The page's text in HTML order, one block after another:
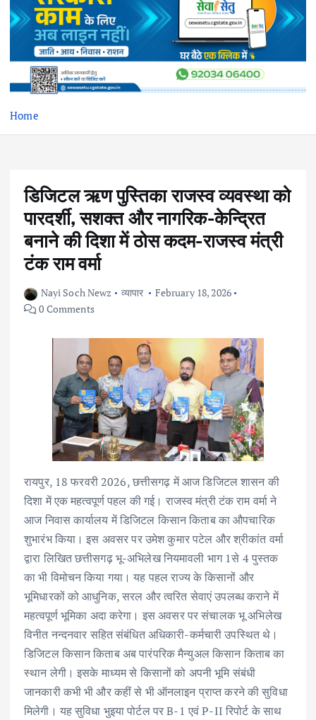
Home
डिजिटल ऋण पुस्तिका राजस्व व्यवस्था को
पारदर्शी, सशक्त और नागरिक-केन्द्रित
बनाने की दिशा में ठोस कदम-राजस्व मंत्री
टंक राम वर्मा
Nayi Soch Newz व्यापार
February 18, 2026
0 Comments
रायपुर, 18 फरवरी 2026, छत्तीसगढ़ में आज डिजिटल शासन की
दिशा में एक महत्वपूर्ण पहल की गई। राजस्व मंत्री टंक राम वर्मा ने
आज निवास कार्यालय में डिजिटल किसान किताब का औपचारिक
शुभारंभ किया। इस अवसर पर उमेश कुमार पटेल और श्रीकांत वर्मा
द्वारा लिखित छत्तीसगढ़ भू-अभिलेख नियमावली भाग 1से 4 पुस्तक
का भी विमोचन किया गया। यह पहल राज्य के किसानों और
भूमिधारकों को आधुनिक, सरल और त्वरित सेवाएं उपलब्ध कराने में
महत्वपूर्ण भूमिका अदा करेगा। इस अवसर पर संचालक भू अभिलेख
विनीत नन्दनवार सहित संबंधित अधिकारी-कर्मचारी उपस्थित थे।
डिजिटल किसान किताब अब पारंपरिक मैन्युअल किसान किताब का
स्थान लेगी। इसके माध्यम से किसानों को अपनी भूमि संबंधी
जानकारी कभी भी और कहीं से भी ऑनलाइन प्राप्त करने की सुविधा
मिलेगी। यह सुविधा भुइया पोर्टल पर B-1 एवं P-II रिपोर्ट के साथ